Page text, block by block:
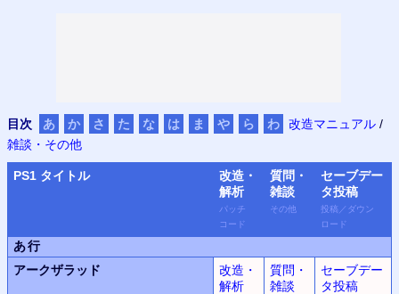
目次 あ か さ た な は ま や ら わ 改造マニュアル /
雑談・その他
PS1 タイトル
改造・
解析
パッチ
コード
質問・
雑談
その他
セーブデー
タ投稿
投稿 ／ ダウン
ロード
あ行
アークザラッド
改造・
解析
質問・
雑談
セーブデー
タ投稿